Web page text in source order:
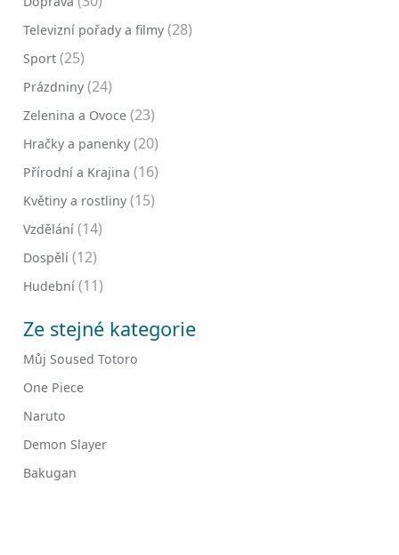
Televizní pořady a filmy (28)
Sport (25)
Prázdniny (24)
Zelenina a Ovoce (23)
Hračky a panenky (20)
Přírodní a Krajina (16)
Květiny a rostliny (15)
Vzdělání (14)
Dospělí (12)
Hudební (11)
Ze stejné kategorie
Můj Soused Totoro
One Piece
Naruto
Demon Slayer
Bakugan